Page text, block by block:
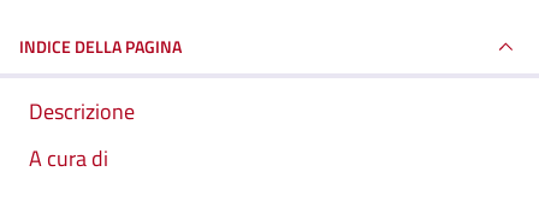
INDICE DELLA PAGINA
Descrizione
A cura di